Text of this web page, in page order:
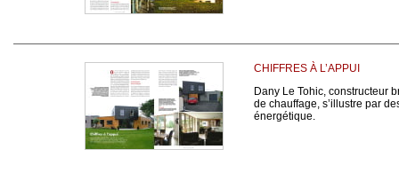
CHIFFRES À L’APPUI
Dany Le Tohic, constructeur
de chauffage, s’illustre par
énergétique.